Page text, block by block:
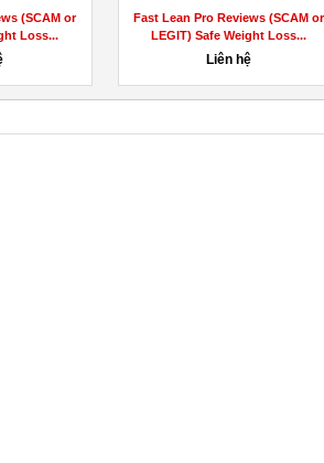
Keto Avis ||
Prix
Get Erotical Pleasure Service by
Hottest Call Girls near...
5,000đ